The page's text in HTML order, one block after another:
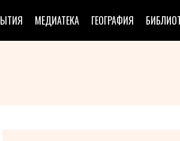
МЕДИАТЕКА ГЕОГРАФИЯ